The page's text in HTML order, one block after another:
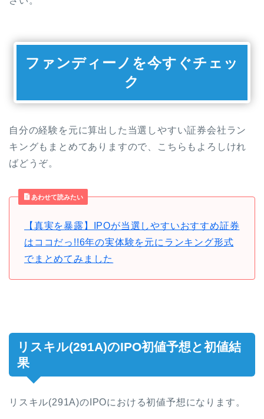
ファンディーノを今すぐチェッ
ク
自分の経験を元に算出した当選しやすい証券会社ラン
キングもまとめてありますので、こちらもよろしけれ
ばどうぞ。
あわせて読みたい
【真実を暴露】IPOが当選しやすいおすすめ証券
はココだっ!!6年の実体験を元にランキング形式
でまとめてみました
リスキル(291A)のIPO初値予想と初値結
果
リスキル(291A)のIPOにおける初値予想になります。